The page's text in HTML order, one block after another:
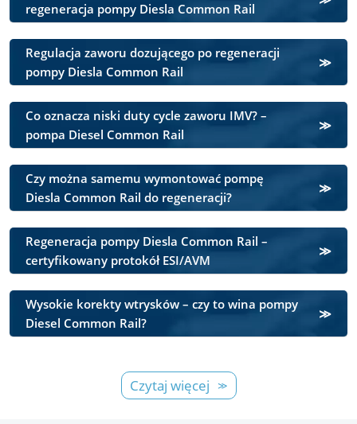
regeneracja pompy Diesla Common Rail
Regulacja zaworu dozującego po regeneracji
pompy Diesla Common Rail
Co oznacza niski duty cycle zaworu IMV? –
pompa Diesel Common Rail
Czy można samemu wymontować pompę
Diesla Common Rail do regeneracji?
Regeneracja pompy Diesla Common Rail –
certyfikowany protokół ESI/AVM
Wysokie korekty wtrysków – czy to wina pompy
Diesel Common Rail?
Czytaj więcej